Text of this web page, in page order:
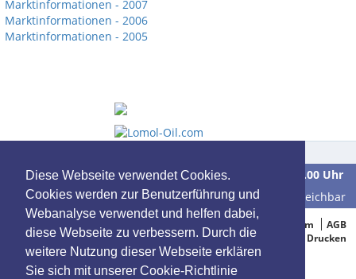
Diese Webseite verwendet Cookies.
Cookies werden zur Benutzerführung und
Webanalyse verwendet und helfen dabei,
diese Webseite zu verbessern. Durch die
weitere Nutzung dieser Webseite erklären
Sie sich mit unserer Cookie-Richtlinie
Marktinformationen - 2007
Marktinformationen - 2006
Marktinformationen - 2005
Wir sind Montag bis Freitagin der Zeit von
9.00 bis 16.00 Uhr
unter der Telefonnummer0 39 28 / 70 37 90für Sie erreichbar
Impressum
AGB
Datenschutz
Drucken